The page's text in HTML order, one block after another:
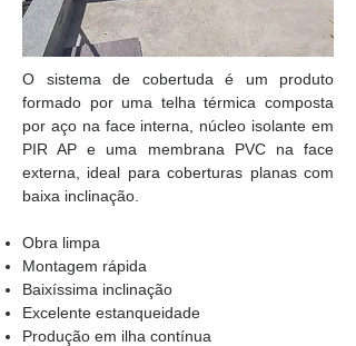
O sistema de cobertuda é um produto
formado por uma telha térmica composta
por aço na face interna, núcleo isolante em
PIR AP e uma membrana PVC na face
externa, ideal para coberturas planas com
baixa inclinação.
Obra limpa
Montagem rápida
Baixíssima inclinação
Excelente estanqueidade
Produção em ilha contínua